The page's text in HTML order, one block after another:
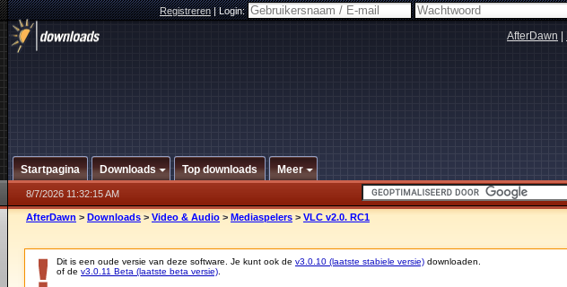
Registreren|Login:
AfterDawn
Startpagina Downloads Top downloads Meer
8/7/2026 11:32:15 AM
AfterDawn > Downloads > Video & Audio > Mediaspelers > VLC v2.0. RC1
Dit is een oude versie van deze software. Je kunt ook de v3.0.10 (laatste stabiele versie) downloaden.
of de v3.0.11 Beta (laatste beta versie)